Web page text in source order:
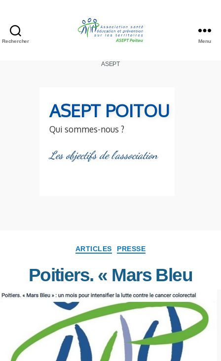
Rechercher Menu
ASEPT
ASEPT POITOU
Qui sommes-nous ?
Les objectifs de l'association
ARTICLES PRESSE
Poitiers. « Mars Bleu
»
Par ASEPT POITOU 5 avril 2022